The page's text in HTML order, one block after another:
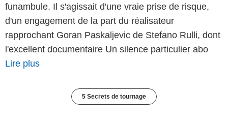
funambule. Il s'agissait d'une vraie prise de risque,
d'un engagement de la part du réalisateur
rapprochant Goran Paskaljevic de Stefano Rulli, dont
l'excellent documentaire Un silence particulier abo
Lire plus
5 Secrets de tournage